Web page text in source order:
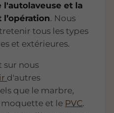
et la
. Nous
tous les types
et extérieures.
sur nous
d'autres
que le marbre,
moquette et le PVC.